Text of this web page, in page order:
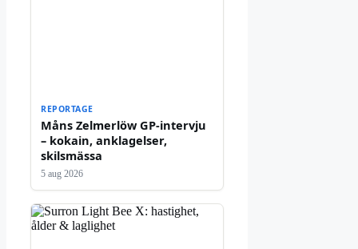
REPORTAGE
Måns Zelmerlöw GP-intervju
– kokain, anklagelser,
skilsmässa
5 aug 2026